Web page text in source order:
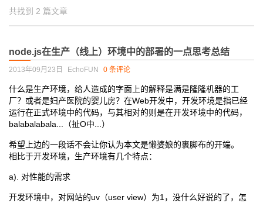
共找到 2 篇文章
node.js在生产（线上）环境中的部署的一点思考总结
2013年09月23日 EchoFUN 0 条评论
什么是生产环境，给人造成的字面上的解释是满是隆隆机器的工
厂？或者是妇产医院的婴儿房？在Web开发中，开发环境是指已经
运行在正式环境中的代码，与其相对的则是在开发环境中的代码，
balabalabala...（扯O中...）
希望上边的一段话不会让你认为本文是懒婆娘的裹脚布的开端。
相比于开发环境，生产环境有几个特点：
a). 对性能的需求
开发环境中，对网站的uv（user view）为1，没什么好说的了，怎